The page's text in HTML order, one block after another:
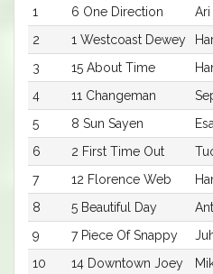
1
6 One Direction
2
1 Westcoast Dewey
3
15 About Time
4
11 Changeman
5
8 Sun Sayen
6
2 First Time Out
7
12 Florence Web
8
5 Beautiful Day
9
7 Piece Of Snappy
10
14 Downtown Joey